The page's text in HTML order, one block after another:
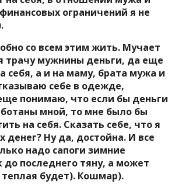
ограничений я не
со всем этим жить. Мучает
трачу мужнины деньги, да еще
себя, а и на маму, брата мужа и
себе в одежде,
понимаю, что если бы деньги
мной, то мне было бы
на себя. Сказать себе, что я
денег? Ну да, достойна. И все
надо сапоги зимние
до последнего тяну, а может
будет). Кошмар).